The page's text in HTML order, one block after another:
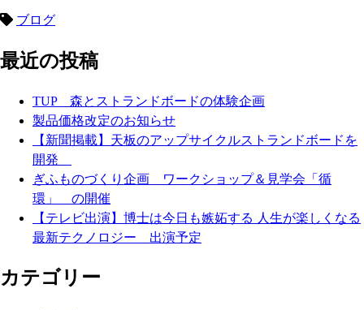
ブログ
最近の投稿
TUP 森とストランドボードの体験企画
製品価格改定のお知らせ
【新聞掲載】天板のアップサイクルストランドボードを
開発
ぎふものづくり企画 ワークショップ＆見学会「循
環」 の開催
【テレビ出演】博士は今日も嫉妬する 人生が楽しくなる
最新テクノロジー 出演予定
カテゴリー